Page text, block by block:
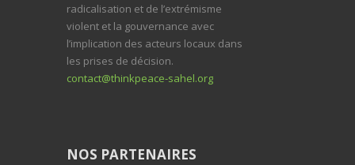
radicalisation et de l’extrémisme
violent et la gouvernance avec
l’implication des acteurs locaux dans
les prises de décision.
contact@thinkpeace-sahel.org
NOS PARTENAIRES